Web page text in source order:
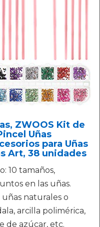
ZWOOS Kit de
Uñas
para Uñas
Art, 38 unidades
10 tamaños,
en las uñas.
naturales o
arcilla polimérica,
de azúcar, etc.